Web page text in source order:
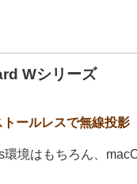
Wシリーズ
トールレスで無線投影
境はもちろん、